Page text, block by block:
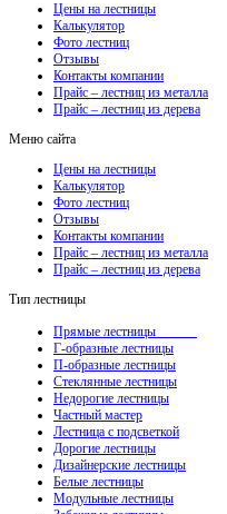
Цены на лестницы
Калькулятор
Фото лестниц
Отзывы
Контакты компании
Прайс – лестниц из металла
Прайс – лестниц из дерева
Меню сайта
Цены на лестницы
Калькулятор
Фото лестниц
Отзывы
Контакты компании
Прайс – лестниц из металла
Прайс – лестниц из дерева
Тип лестницы
Прямые лестницы
Г-образные лестницы
П-образные лестницы
Стеклянные лестницы
Недорогие лестницы
Частный мастер
Лестница с подсветкой
Дорогие лестницы
Дизайнерские лестницы
Белые лестницы
Модульные лестницы